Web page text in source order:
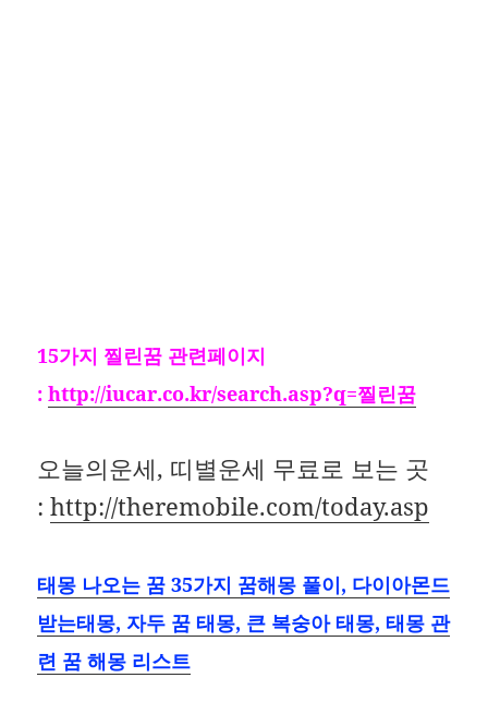
15가지 찔린꿈 관련페이지
:http://iucar.co.kr/search.asp?q=찔린꿈
오늘의운세, 띠별운세 무료로 보는 곳
:http://theremobile.com/today.asp
태몽 나오는 꿈 35가지 꿈해몽 풀이, 다이아몬드
받는태몽, 자두 꿈 태몽, 큰 복숭아 태몽, 태몽 관
련 꿈 해몽 리스트